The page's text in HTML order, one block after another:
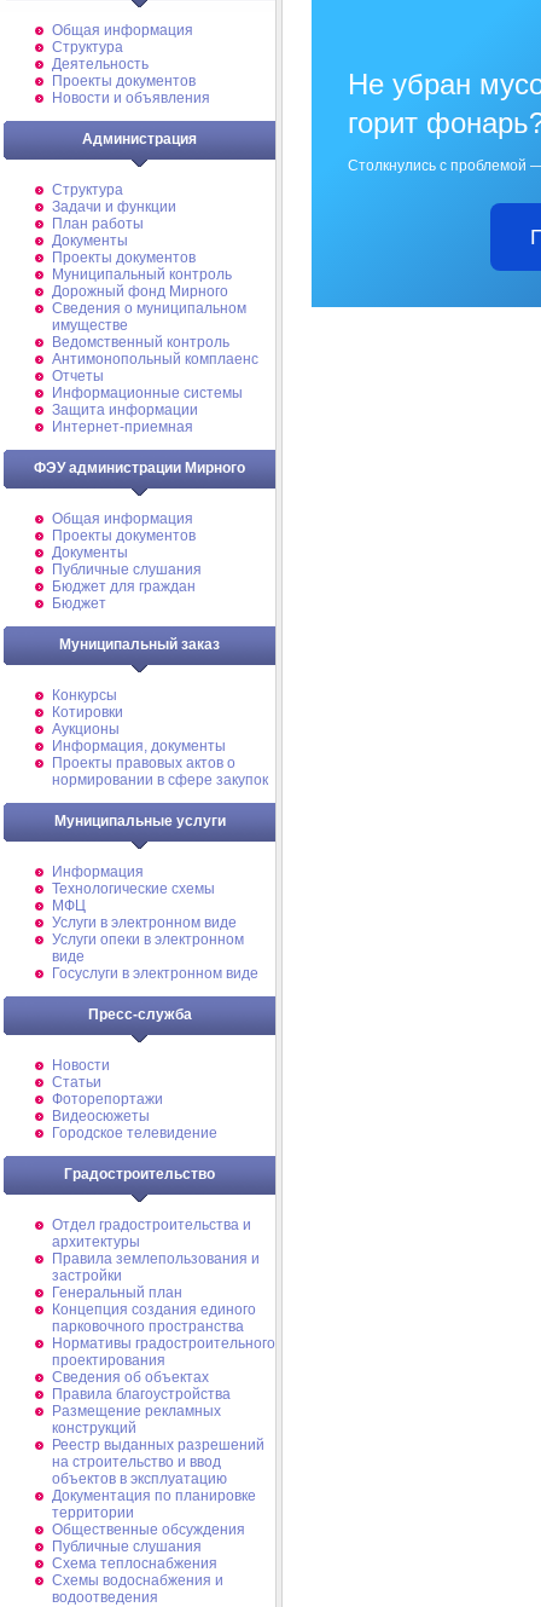
Общая информация
Структура
Деятельность
Проекты документов
Новости и объявления
Администрация
Структура
Задачи и функции
План работы
Документы
Проекты документов
Муниципальный контроль
Дорожный фонд Мирного
Cведения о муниципальном
имуществе
Ведомственный контроль
Антимонопольный комплаенс
Отчеты
Информационные системы
Защита информации
Интернет-приемная
ФЭУ администрации Мирного
Общая информация
Проекты документов
Документы
Публичные слушания
Бюджет для граждан
Бюджет
Муниципальный заказ
Конкурсы
Котировки
Аукционы
Информация, документы
Проекты правовых актов о
нормировании в сфере закупок
Муниципальные услуги
Информация
Технологические схемы
МФЦ
Услуги в электронном виде
Услуги опеки в электронном
виде
Госуслуги в электронном виде
Пресс-служба
Новости
Статьи
Фоторепортажи
Видеосюжеты
Городское телевидение
Градостроительство
Отдел градостроительства и
архитектуры
Правила землепользования и
застройки
Генеральный план
Концепция создания единого
парковочного пространства
Нормативы градостроительного
проектирования
Сведения об объектах
Правила благоустройства
Размещение рекламных
конструкций
Реестр выданных разрешений
на строительство и ввод
объектов в эксплуатацию
Документация по планировке
территории
Общественные обсуждения
Публичные слушания
Схема теплоснабжения
Схемы водоснабжения и
водоотведения
Не убран
горит
Столкнулись с проблемой